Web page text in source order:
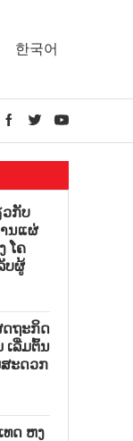
한국어
ກັບ
ນແຜ່
ໂຄ
ບຜູ້
ດຖະກິດ
ເລີ່ມຕົ້ນ
ະດວກ
ທດ ຫງ